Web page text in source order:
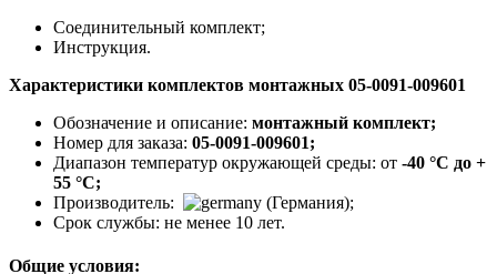
Соединительный комплект;
Инструкция.
Характеристики комплектов монтажных 05-0091-009601
Обозначение и описание: монтажный комплект;
Номер для заказа: 05-0091-009601;
Диапазон температур окружающей среды: от -40 °C до +
55 °C;
Производитель:
(Германия);
Срок службы: не менее 10 лет.
Общие условия: